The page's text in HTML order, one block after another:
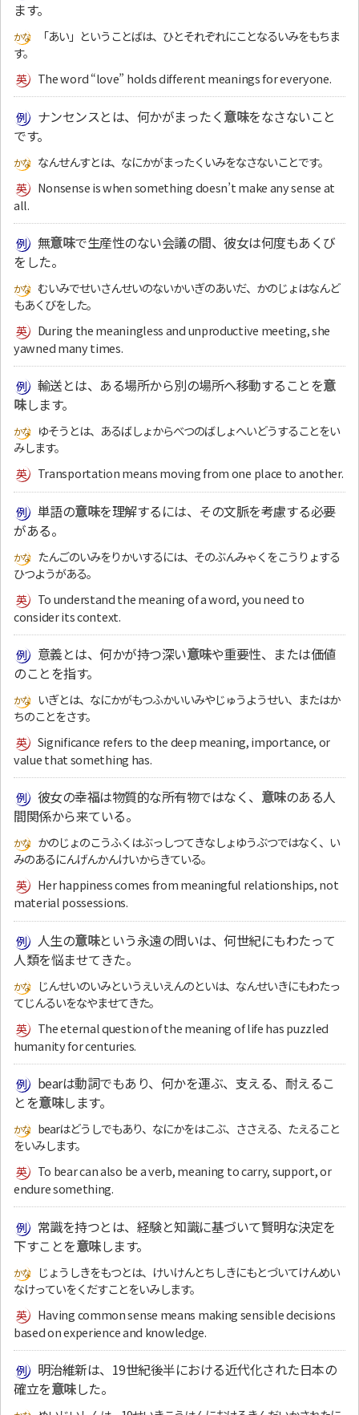
ます。
「あい」ということばは、ひとそれぞれにことなるいみをもちま
す。
The word “love” holds different meanings for everyone.
ナンセンスとは、何かがまったく 意味をなさないこと
です。
なんせんすとは、なにかがまったくいみをなさないことです。
Nonsense is when something doesn’t make any sense at
all.
無意味で生産性のない会議の間、彼女は何度もあくび
をした。
むいみでせいさんせいのないかいぎのあいだ、かのじょはなんど
もあくびをした。
During the meaningless and unproductive meeting, she
yawned many times.
輸送とは、ある場所から別の場所へ移動することを意
味します。
ゆそうとは、あるばしょからべつのばしょへいどうすることをい
みします。
Transportation means moving from one place to another.
単語の意味を理解するには、その文脈を考慮する必要
がある。
たんごのいみをりかいするには、そのぶんみゃくをこうりょする
ひつようがある。
To understand the meaning of a word, you need to
consider its context.
意義とは、何かが持つ深い意味や重要性、または価値
のことを指す。
いぎとは、なにかがもつふかいいみやじゅうようせい、またはか
ちのことをさす。
Significance refers to the deep meaning, importance, or
value that something has.
彼女の幸福は物質的な所有物ではなく、 意味のある人
間関係から来ている。
かのじょのこうふくはぶっしつてきなしょゆうぶつではなく、い
みのあるにんげんかんけいからきている。
Her happiness comes from meaningful relationships, not
material possessions.
人生の意味という永遠の問いは、何世紀にもわたって
人類を悩ませてきた。
じんせいのいみというえいえんのといは、なんせいきにもわたっ
てじんるいをなやませてきた。
The eternal question of the meaning of life has puzzled
humanity for centuries.
bearは動詞でもあり、何かを運ぶ、支える、耐えるこ
とを意味します。
bearはどうしでもあり、なにかをはこぶ、ささえる、たえること
をいみします。
To bear can also be a verb, meaning to carry, support, or
endure something.
常識を持つとは、経験と知識に基づいて賢明な決定を
下すことを意味します。
じょうしきをもつとは、けいけんとちしきにもとづいてけんめい
なけっていをくだすことをいみします。
Having common sense means making sensible decisions
based on experience and knowledge.
明治維新は、19世紀後半における近代化された日本の
確立を意味した。